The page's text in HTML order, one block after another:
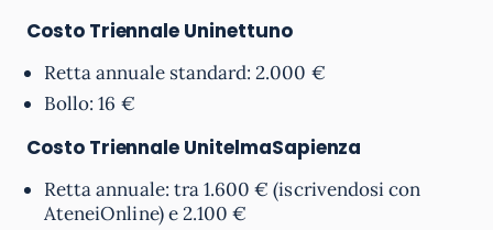
Costo Triennale Uninettuno
Retta annuale standard: 2.000 €
Bollo: 16 €
Costo Triennale UnitelmaSapienza
Retta annuale: tra 1.600 € (iscrivendosi con
AteneiOnline) e 2.100 €